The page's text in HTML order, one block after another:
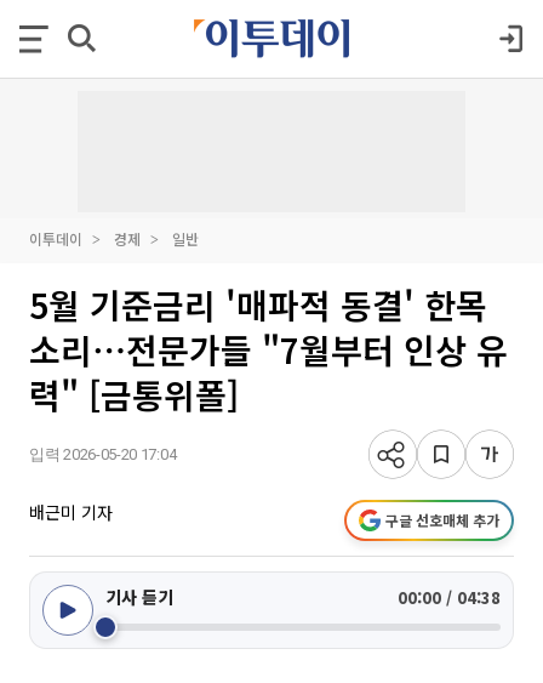
이투데이 경제 일반
5월 기준금리 '매파적 동결' 한목
소리⋯전문가들 "7월부터 인상 유
력" [금통위폴]
입력 2026-05-20 17:04
배근미 기자 구글 선호매체 추가
기사 듣기 00:00 / 04:38